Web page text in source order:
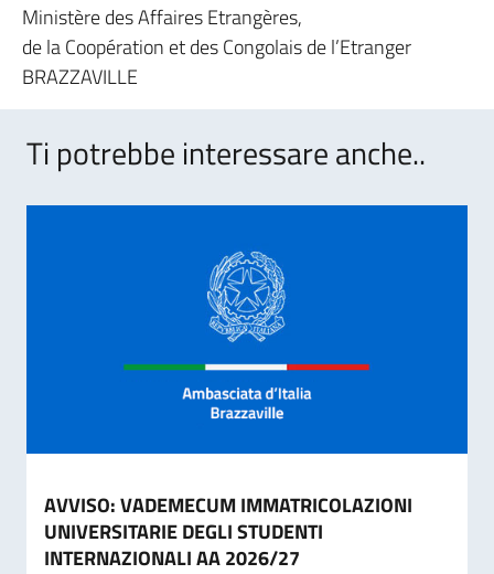
Ministère des Affaires Etrangères,
de la Coopération et des Congolais de l’Etranger
BRAZZAVILLE
Ti potrebbe interessare anche..
AVVISO: VADEMECUM IMMATRICOLAZIONI
UNIVERSITARIE DEGLI STUDENTI
INTERNAZIONALI AA 2026/27